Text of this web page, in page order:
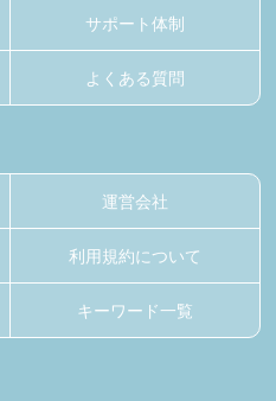
サポート体制
よくある質問
運営会社
利用規約について
キーワード一覧